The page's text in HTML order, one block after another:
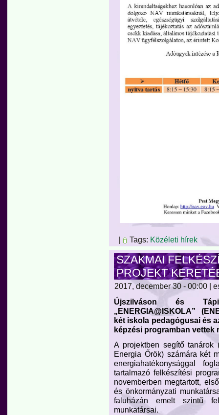
| Tags: Közéleti hírek
SZAKMAI
PROJEKT
2017, december 30 - 00:00 |
Újszilváson és
„ENERGIA@ISKOLA”
két iskola pedagógusai és
képzési programban vettek
A projektben segítő tanárok
Energia Őrök) számára két
energiahatékonysággal
tartalmazó felkészítési
novemberben megtartott,
és önkormányzati
faluházán emelt szintű
munkatársai.